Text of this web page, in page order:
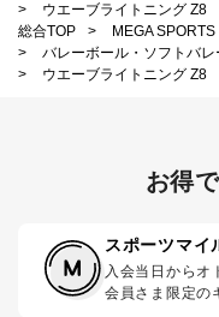
>
ウエーブライトニング Z8
総合TOP
> MEGA SPORTS
>
バレーボール・ソフトバレ
>
ウエーブライトニング Z8
お得
スポーツマイ
入会当日からオ
会員さま限定の